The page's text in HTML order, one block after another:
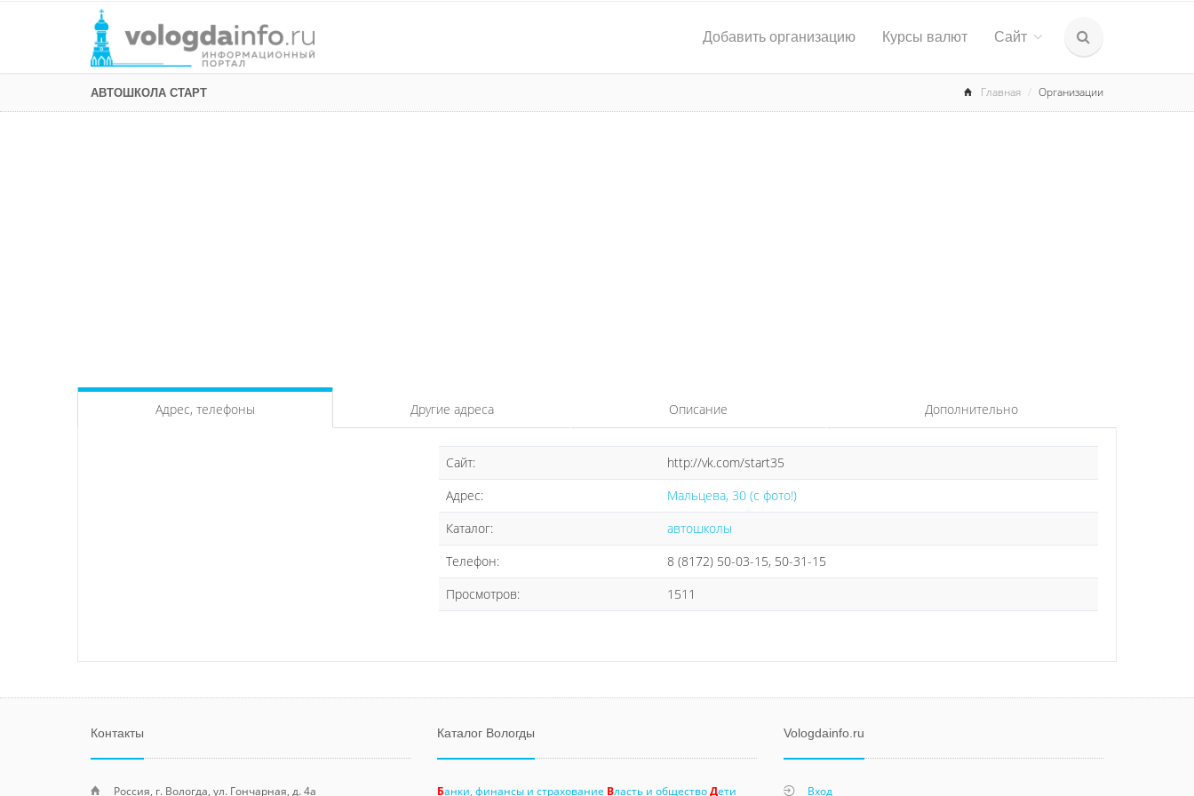
Добавить организацию Курсы валют Сайт
АВТОШКОЛА СТАРТ Главная Организации
Адрес, телефоны Другие адреса Описание Дополнительно
Сайт:
http://vk.com/start35
Адрес:
Мальцева, 30 (с фото!)
Каталог:
автошколы
Телефон:
8 (8172) 50-03-15, 50-31-15
Просмотров:
1511
Контакты
Россия, г. Вологда, ул. Гончарная, д. 4а
Каталог Вологды
Банки, финансы и страхование Власть и обществоДети
Vologdainfo.ru
Вход